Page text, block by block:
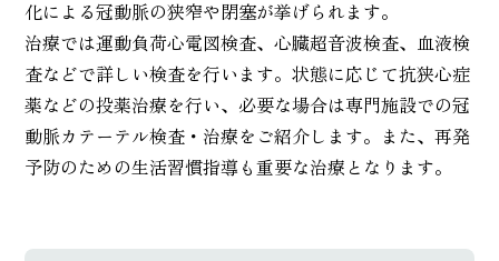
化による冠動脈の狭窄や閉塞が挙げられます。
治療では運動負荷心電図検査、心臓超音波検査、血液検
査などで詳しい検査を行います。状態に応じて抗狭心症
薬などの投薬治療を行い、必要な場合は専門施設での冠
動脈カテーテル検査・治療をご紹介します。また、再発
予防のための生活習慣指導も重要な治療となります。